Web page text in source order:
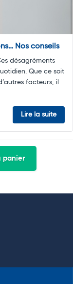
Nos conseils
désagréments
Que ce soit
facteurs, il
Lire la suite
panier